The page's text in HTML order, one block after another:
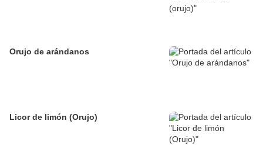
Orujo de arándanos
Licor de limón (Orujo)